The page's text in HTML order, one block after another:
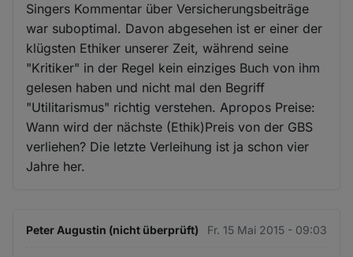
Singers Kommentar über Versicherungsbeiträge
war suboptimal. Davon abgesehen ist er einer der
klügsten Ethiker unserer Zeit, während seine
"Kritiker" in der Regel kein einziges Buch von ihm
gelesen haben und nicht mal den Begriff
"Utilitarismus" richtig verstehen. Apropos Preise:
Wann wird der nächste (Ethik)Preis von der GBS
verliehen? Die letzte Verleihung ist ja schon vier
Jahre her.
Peter Augustin (nicht überprüft) Fr. 15 Mai 2015 - 09:03